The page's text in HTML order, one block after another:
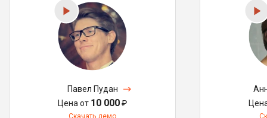
Павел Пудан
Цена от 10 000₽
Скачать демо